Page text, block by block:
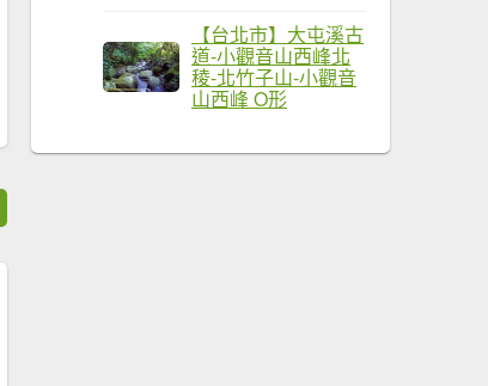
【台北市】大屯溪古
道-小觀音山西峰北
稜-北竹子山-小觀音
山西峰 O形